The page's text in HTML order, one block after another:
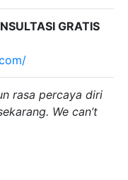
GRATIS
rasa percaya diri
We can’t